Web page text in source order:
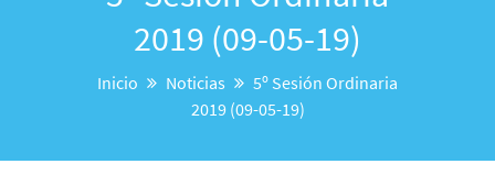
2019 (09-05-19)
Inicio Noticias
5º Sesión Ordinaria
2019 (09-05-19)